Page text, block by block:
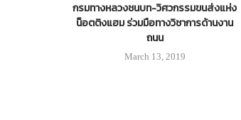
กรมทางหลวงชนบท-วิศวกรรมขนส่งแห่ง
น็อตติงแฮม ร่วมมือทางวิชาการด้านงาน
ถนน
March 13, 2019